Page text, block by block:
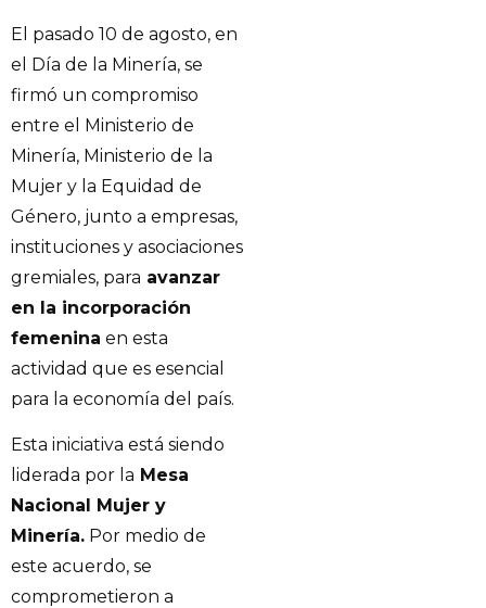
El pasado 10 de agosto, en
el Día de la Minería, se
firmó un compromiso
entre el Ministerio de
Minería, Ministerio de la
Mujer y la Equidad de
Género, junto a empresas,
instituciones y asociaciones
gremiales, para avanzar
en la incorporación
femenina en esta
actividad que es esencial
para la economía del país.
Esta iniciativa está siendo
liderada por la Mesa
Nacional Mujer y
Minería. Por medio de
este acuerdo, se
comprometieron a